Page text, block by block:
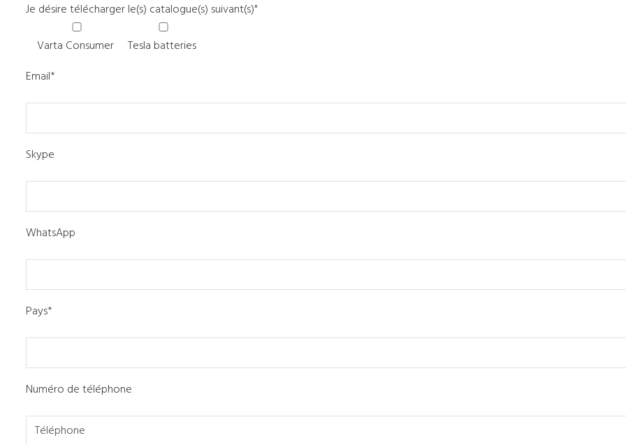
Je désire télécharger le(s) catalogue(s) suivant(s)"
Varta Consumer
Tesla batteries
Email*
Skype
WhatsApp
Pays*
Numéro de téléphone